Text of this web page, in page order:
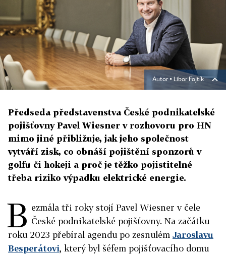
Autor ▪ Libor Fojtík
Předseda představenstva České podnikatelské
pojišťovny Pavel Wiesner v rozhovoru pro HN
mimo jiné přibližuje, jak jeho společnost
vytváří zisk, co obnáší pojištění sponzorů v
golfu či hokeji a proč je těžko pojistitelné
třeba riziko výpadku elektrické energie.
B ezmála tři roky stojí Pavel Wiesner v čele
České podnikatelské pojišťovny. Na začátku
roku 2023 přebíral agendu po zesnulém Jaroslavu
Besperátovi, který byl šéfem pojišťovacího domu